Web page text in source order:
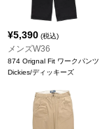
¥5,390 (税込)
メンズW36
874 Orignal Fit ワークパンツ
Dickies/ディッキーズ